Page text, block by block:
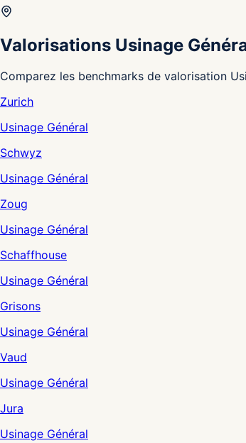
Valorisations Usinage
Comparez les benchmarks de valorisation
Zurich
Usinage Général
Schwyz
Usinage Général
Zoug
Usinage Général
Schaffhouse
Usinage Général
Grisons
Usinage Général
Vaud
Usinage Général
Jura
Usinage Général